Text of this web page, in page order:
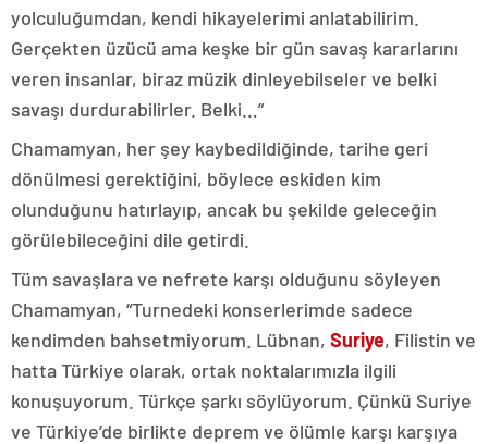
yolculuğumdan, kendi hikayelerimi anlatabilirim.
Gerçekten üzücü ama keşke bir gün savaş kararlarını
veren insanlar, biraz müzik dinleyebilseler ve belki
savaşı durdurabilirler. Belki…”
Chamamyan, her şey kaybedildiğinde, tarihe geri
dönülmesi gerektiğini, böylece eskiden kim
olunduğunu hatırlayıp, ancak bu şekilde geleceğin
görülebileceğini dile getirdi.
Tüm savaşlara ve nefrete karşı olduğunu söyleyen
Chamamyan, “Turnedeki konserlerimde sadece
kendimden bahsetmiyorum. Lübnan, Suriye, Filistin ve
hatta Türkiye olarak, ortak noktalarımızla ilgili
konuşuyorum. Türkçe şarkı söylüyorum. Çünkü Suriye
ve Türkiye’de birlikte deprem ve ölümle karşı karşıya